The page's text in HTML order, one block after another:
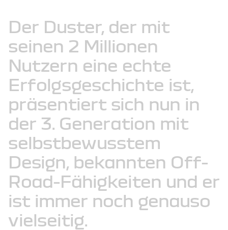
Der Duster, der mit
seinen 2 Millionen
Nutzern eine echte
Erfolgsgeschichte ist,
präsentiert sich nun in
der 3. Generation mit
selbstbewusstem
Design, bekannten Off-
Road-Fähigkeiten und er
ist immer noch genauso
vielseitig.